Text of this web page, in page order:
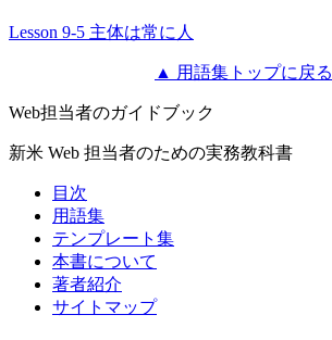
Lesson 9-5 主体は常に人
▲ 用語集トップに戻る
Web担当者のガイドブック
新米 Web 担当者のための実務教科書
目次
用語集
テンプレート集
本書について
著者紹介
サイトマップ